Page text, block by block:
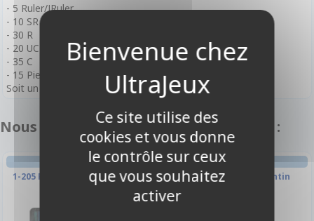
- 5 Ruler/JRuler
- 10 SR
- 30 R
- 20 UC
- 35 C
- 15 Pierres Magiques différentes dont 10 spéciales.
Soit un total de 100 cartes différentes dans l'extension.
Nous vous recommandons également :
CARTES SPÉCIALES
1-205 Foil - Pierre Magique De
TAPIS DE JEU
60x35cm - Saint Valentin
Ce site utilise des
cookies et vous donne
le contrôle sur ceux
que vous souhaitez
activer